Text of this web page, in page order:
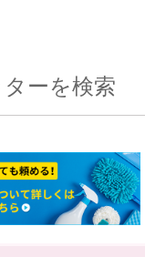
ーを検索